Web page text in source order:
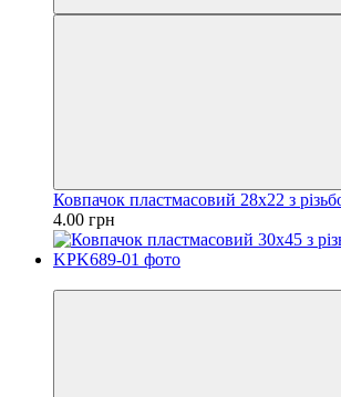
Ковпачок пластмасовий 28х22 з
4.00 грн